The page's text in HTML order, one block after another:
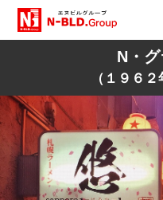
TOP
自社ビル紹介
吉田マンション+戸建
阿佐谷 坂井ビル
Root N 蒲田
大井町ＧＳビル
カンダミニアム大通
Ｎ・Ａzalea（アゼリア）
Ｎ.Ｖiento
グランメール豊平１条
蒲田第２N会館
蒲田N会館
N・スタービル
N-PLACEビル
N・Calleビル
N・Vicoloビル
N・Centerビル
N２ビル
N・三協ビル
N・グランデビル
サン・ドゥビル
N.SQUARE
N・北３西３ビル
N・MESSEビル
企業情報
代表者挨拶
企業理念
会社概要
沿革
アクセス
お問い合わせ
N・
（１９６